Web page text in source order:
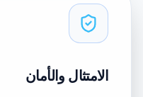
الامتثال والأمان